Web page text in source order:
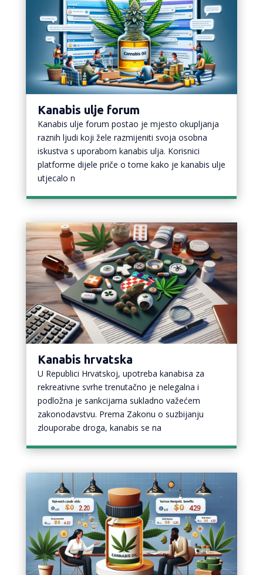
Kanabis ulje forum
Kanabis ulje forum postao je mjesto okupljanja
raznih ljudi koji žele razmijeniti svoja osobna
iskustva s uporabom kanabis ulja. Korisnici
platforme dijele priče o tome kako je kanabis ulje
utjecalo n
Kanabis hrvatska
U Republici Hrvatskoj, upotreba kanabisa za
rekreativne svrhe trenutačno je nelegalna i
podložna je sankcijama sukladno važećem
zakonodavstvu. Prema Zakonu o suzbijanju
zlouporabe droga, kanabis se na